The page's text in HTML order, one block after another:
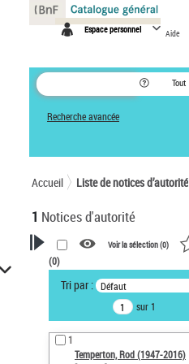
Espace personnel Aide
Tout
Recherche avancée
Accueil Liste de notices d’autorité
1 Notices d'autorité
VOTRE RECHERCHE
Recherche avancée dans les
notices d’autorité
Œuvres liées à l'auteur :
Temperton, Rod (1947-2016)
Voir la sélection (0)
(0)
Tri par : Défaut
sur 1
1
Temperton, Rod (1947-2016)
Panneau de gestion des cookies